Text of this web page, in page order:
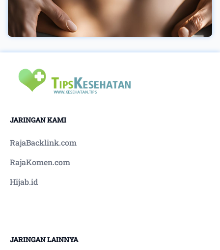
JARINGAN KAMI
RajaBacklink.com
RajaKomen.com
Hijab.id
JARINGAN LAINNYA